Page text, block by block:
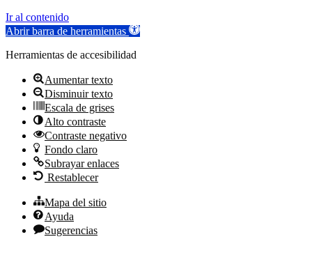
Ir al contenido
Abrir barra de herramientas
Herramientas de accesibilidad
Aumentar texto
Disminuir texto
Escala de grises
Alto contraste
Contraste negativo
Fondo claro
Subrayar enlaces
Restablecer
Mapa del sitio
Ayuda
Sugerencias